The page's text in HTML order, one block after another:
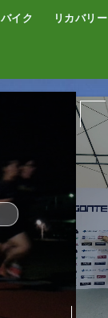
バイク リカバリー